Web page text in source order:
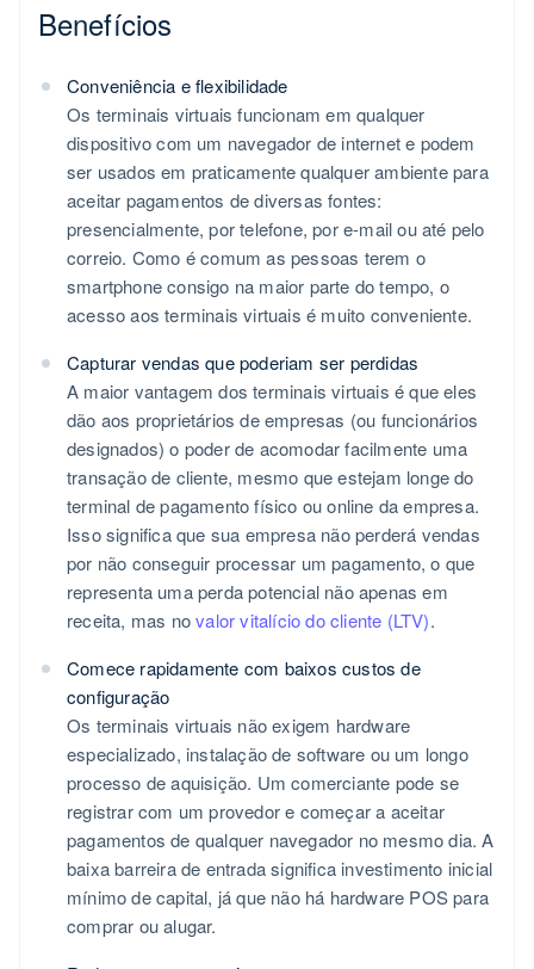
Benefícios
Conveniência e flexibilidade
Os terminais virtuais funcionam em qualquer
dispositivo com um navegador de internet e podem
ser usados em praticamente qualquer ambiente para
aceitar pagamentos de diversas fontes:
presencialmente, por telefone, por e-mail ou até pelo
correio. Como é comum as pessoas terem o
smartphone consigo na maior parte do tempo, o
acesso aos terminais virtuais é muito conveniente.
Capturar vendas que poderiam ser perdidas
A maior vantagem dos terminais virtuais é que eles
dão aos proprietários de empresas (ou funcionários
designados) o poder de acomodar facilmente uma
transação de cliente, mesmo que estejam longe do
terminal de pagamento físico ou online da empresa.
Isso significa que sua empresa não perderá vendas
por não conseguir processar um pagamento, o que
representa uma perda potencial não apenas em
receita, mas novalor vitalício do cliente (LTV).
Comece rapidamente com baixos custos de
configuração
Os terminais virtuais não exigem hardware
especializado, instalação de software ou um longo
processo de aquisição. Um comerciante pode se
registrar com um provedor e começar a aceitar
pagamentos de qualquer navegador no mesmo dia. A
baixa barreira de entrada significa investimento inicial
mínimo de capital, já que não há hardware POS para
comprar ou alugar.